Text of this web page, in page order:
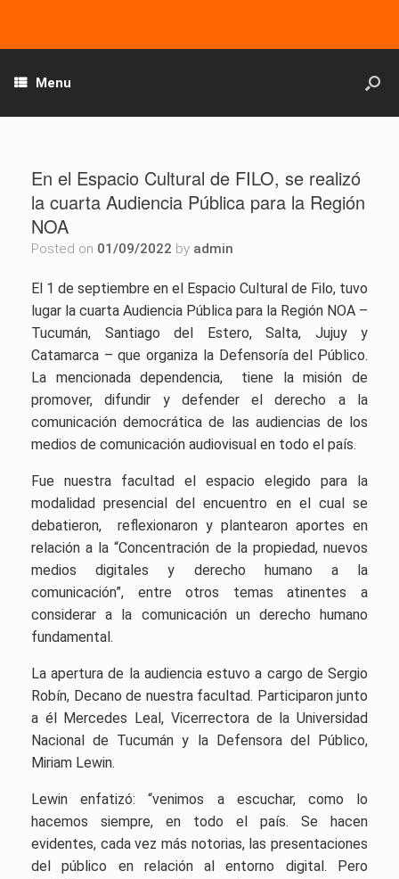
Menu
En el Espacio Cultural de FILO, se realizó
la cuarta Audiencia Pública para la Región
NOA
Posted on 01/09/2022 by admin
El 1 de septiembre en el Espacio Cultural de Filo, tuvo
lugar la cuarta Audiencia Pública para la Región NOA –
Tucumán, Santiago del Estero, Salta, Jujuy y
Catamarca – que organiza la Defensoría del Público.
La mencionada dependencia, tiene la misión de
promover, difundir y defender el derecho a la
comunicación democrática de las audiencias de los
medios de comunicación audiovisual en todo el país.
Fue nuestra facultad el espacio elegido para la
modalidad presencial del encuentro en el cual se
debatieron, reflexionaron y plantearon aportes en
relación a la “Concentración de la propiedad, nuevos
medios digitales y derecho humano a la
comunicación”, entre otros temas atinentes a
considerar a la comunicación un derecho humano
fundamental.
La apertura de la audiencia estuvo a cargo de Sergio
Robín, Decano de nuestra facultad. Participaron junto
a él Mercedes Leal, Vicerrectora de la Universidad
Nacional de Tucumán y la Defensora del Público,
Miriam Lewin.
Lewin enfatizó: “venimos a escuchar, como lo
hacemos siempre, en todo el país. Se hacen
evidentes, cada vez más notorias, las presentaciones
del público en relación al entorno digital. Pero